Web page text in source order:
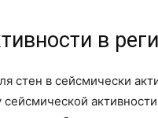
в
стен в сейсмически